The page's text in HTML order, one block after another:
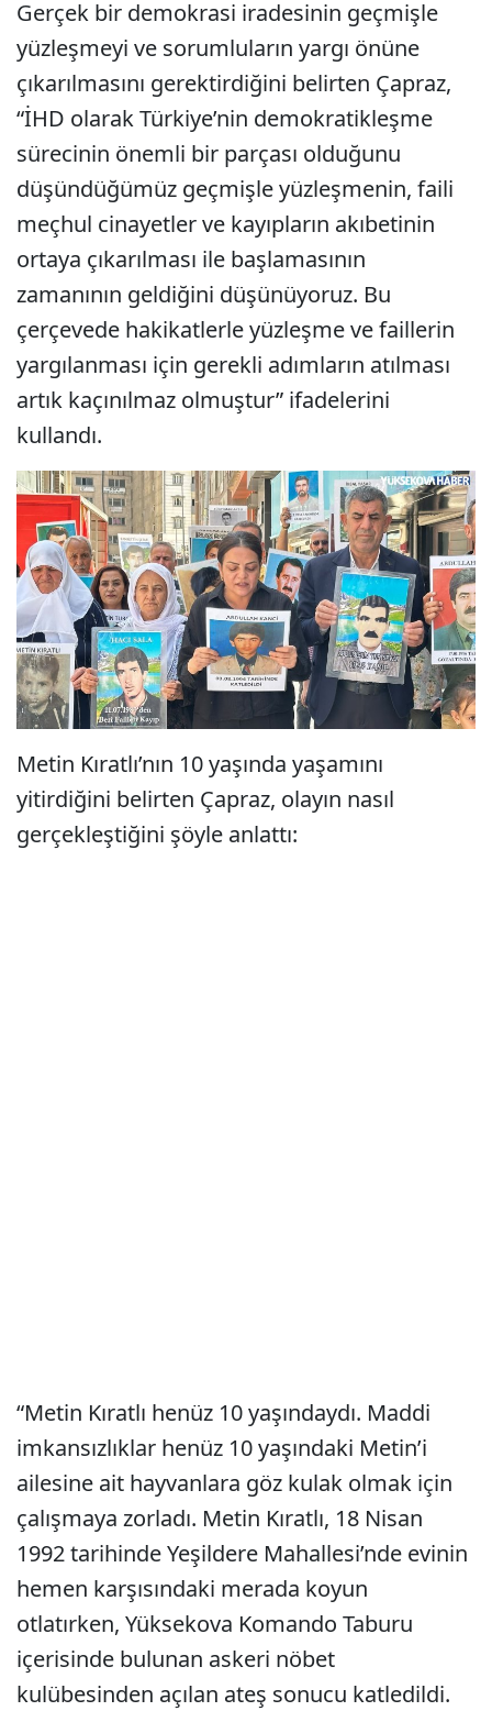
Gerçek bir demokrasi iradesinin geçmişle
yüzleşmeyi ve sorumluların yargı önüne
çıkarılmasını gerektirdiğini belirten Çapraz,
“İHD olarak Türkiye’nin demokratikleşme
sürecinin önemli bir parçası olduğunu
düşündüğümüz geçmişle yüzleşmenin, faili
meçhul cinayetler ve kayıpların akıbetinin
ortaya çıkarılması ile başlamasının
zamanının geldiğini düşünüyoruz. Bu
çerçevede hakikatlerle yüzleşme ve faillerin
yargılanması için gerekli adımların atılması
artık kaçınılmaz olmuştur” ifadelerini
kullandı.
Metin Kıratlı’nın 10 yaşında yaşamını
yitirdiğini belirten Çapraz, olayın nasıl
gerçekleştiğini şöyle anlattı:
“Metin Kıratlı henüz 10 yaşındaydı. Maddi
imkansızlıklar henüz 10 yaşındaki Metin’i
ailesine ait hayvanlara göz kulak olmak için
çalışmaya zorladı. Metin Kıratlı, 18 Nisan
1992 tarihinde Yeşildere Mahallesi’nde evinin
hemen karşısındaki merada koyun
otlatırken, Yüksekova Komando Taburu
içerisinde bulunan askeri nöbet
kulübesinden açılan ateş sonucu katledildi.